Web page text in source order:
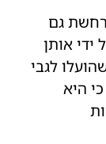
גם
אותן
לגבי
היא